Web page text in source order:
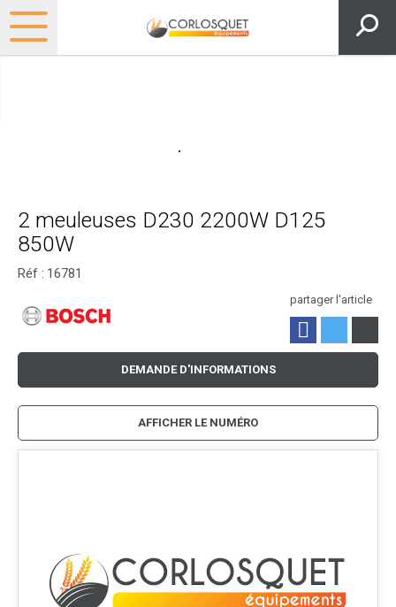
2 meuleuses D230 2200W D125
850W
Réf : 16781
partager l'article
DEMANDE D'INFORMATIONS
AFFICHER LE NUMÉRO